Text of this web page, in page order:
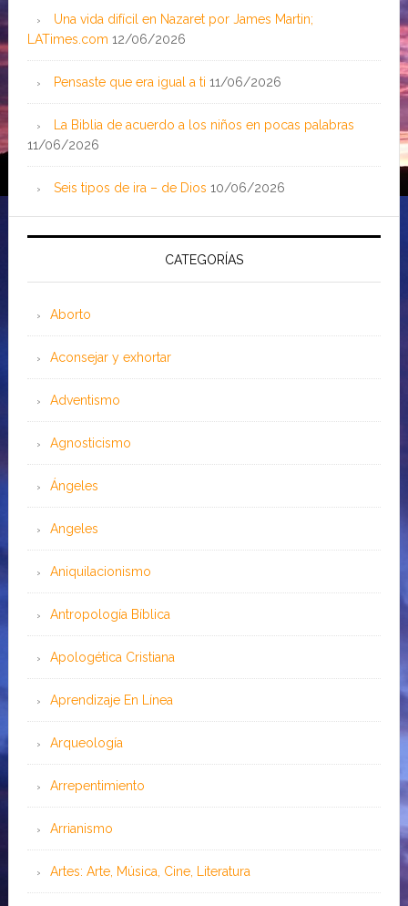
Una vida difícil en Nazaret por James Martin;
LATimes.com 12/06/2026
Pensaste que era igual a ti 11/06/2026
La Biblia de acuerdo a los niños en pocas palabras
11/06/2026
Seis tipos de ira – de Dios 10/06/2026
CATEGORÍAS
Aborto
Aconsejar y exhortar
Adventismo
Agnosticismo
Ángeles
Angeles
Aniquilacionismo
Antropología Bíblica
Apologética Cristiana
Aprendizaje En Línea
Arqueología
Arrepentimiento
Arrianismo
Artes: Arte, Música, Cine, Literatura